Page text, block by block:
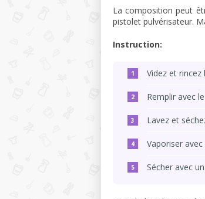
La composition peut
pistolet pulvérisateur.
Instruction:
Videz et rincez
Remplir avec
Lavez et
Vaporiser
Sécher avec